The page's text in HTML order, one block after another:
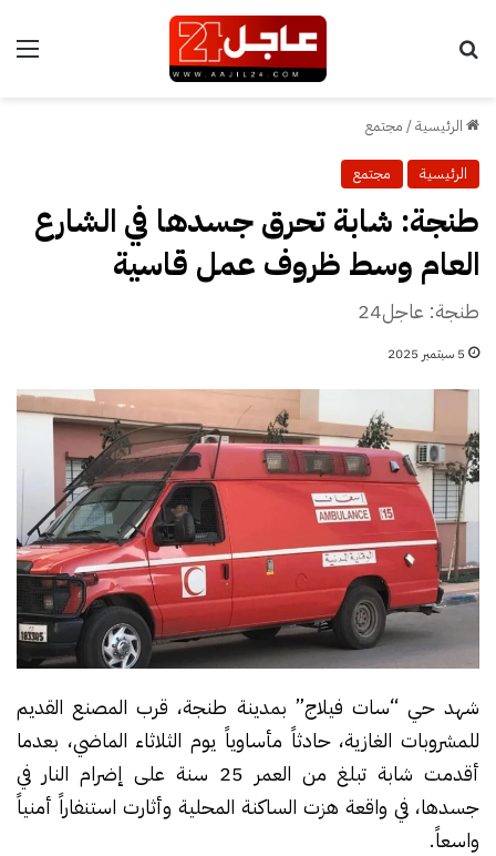
الرئيسية/ مجتمع
الرئيسية مجتمع
طنجة: شابة تحرق جسدها في الشارع
العام وسط ظروف عمل قاسية
طنجة: عاجل24
5 سبتمبر 2025
شهد حي “سات فيلاج” بمدينة طنجة، قرب المصنع القديم
للمشروبات الغازية، حادثاً مأساوياً يوم الثلاثاء الماضي، بعدما
أقدمت شابة تبلغ من العمر 25 سنة على إضرام النار في
جسدها، في واقعة هزت الساكنة المحلية وأثارت استنفاراً أمنياً
واسعاً.